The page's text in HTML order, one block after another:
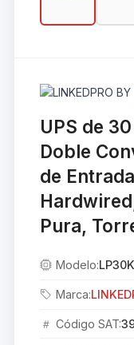
UPS de
Doble
de
Pura,
Modelo:
Marca:
Código SAT: